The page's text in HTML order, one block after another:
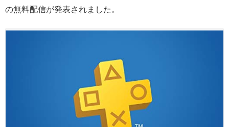
の無料配信が発表されました。